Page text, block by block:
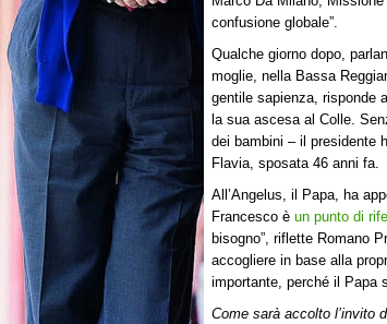
confusione globale”.
Qualche giorno dopo,
moglie, nella Bassa
gentile sapienza, risponde
la sua ascesa al Colle.
dei bambini – il presidente
Flavia, sposata 46 anni fa.
All’Angelus, il Papa, ha
Francesco è un punto di
bisogno”, riflette Romano
accogliere in base alla
importante, perché il Papa
Come sarà accolto l’invito